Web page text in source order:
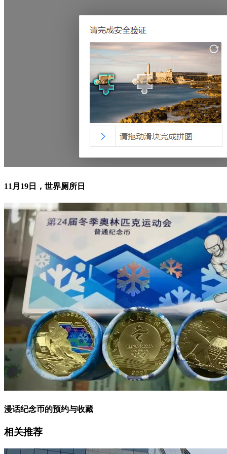
11月19日，世界厕所日
漫话纪念币的预约与收藏
相关推荐